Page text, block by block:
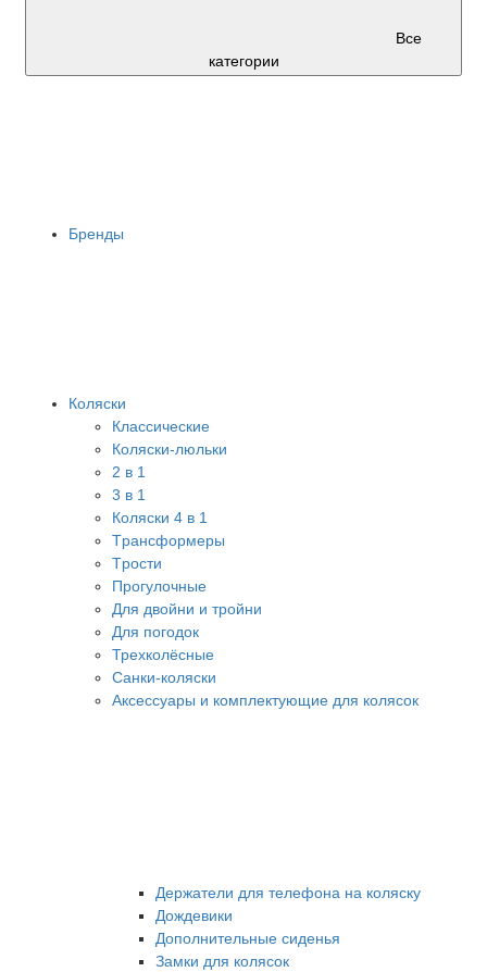
Все
категории
Бренды
Коляски
Классические
Коляски-люльки
2 в 1
3 в 1
Коляски 4 в 1
Tрансформеры
Tрости
Прогулочные
Для двойни и тройни
Для погодок
Трехколёсные
Санки-коляски
Аксессуары и комплектующие для колясок
Держатели для телефона на коляску
Дождевики
Дополнительные сиденья
Замки для колясок